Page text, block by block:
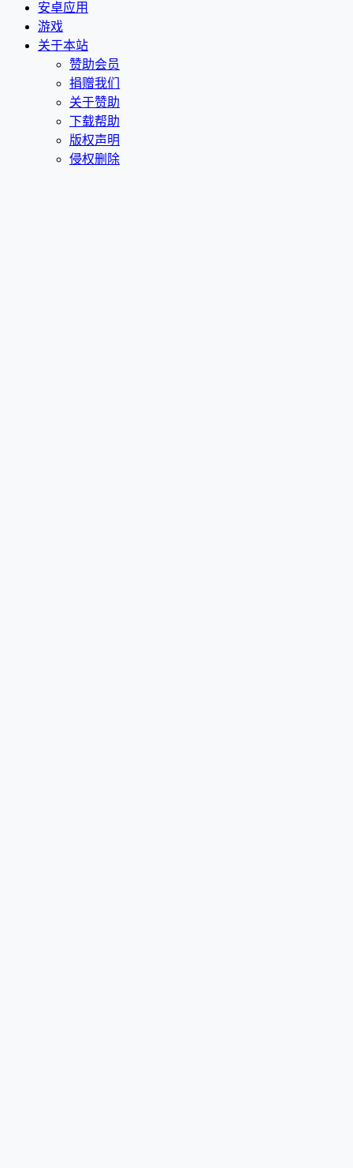
安卓应用
游戏
关于本站
赞助会员
捐赠我们
关于赞助
下载帮助
版权声明
侵权删除